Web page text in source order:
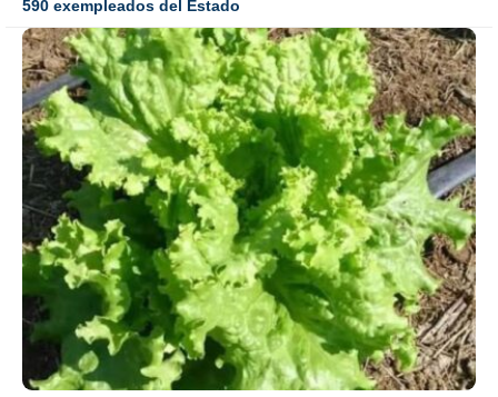
590 exempleados del Estado